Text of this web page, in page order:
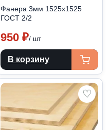
Фанера 3мм 1525х1525
ГОСТ 2/2
950 ₽/ шт
В корзину
♡